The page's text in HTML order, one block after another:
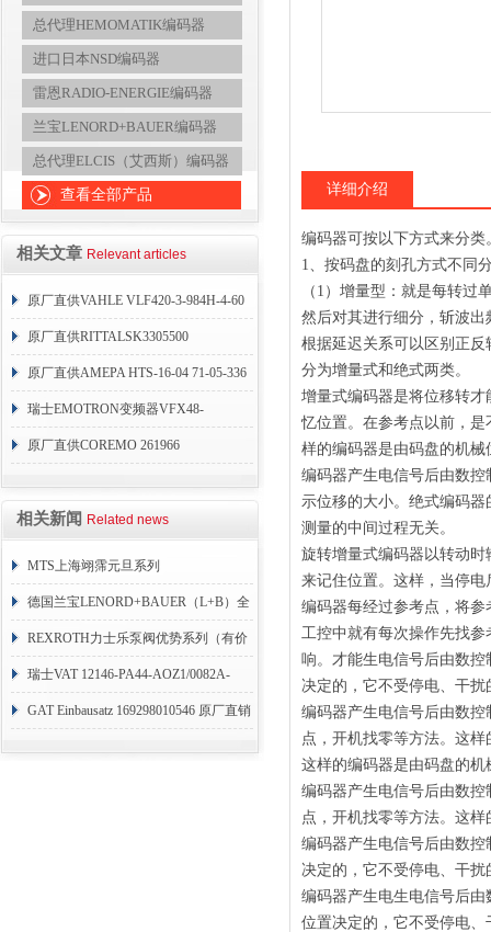
总代理HEMOMATIK编码器
进口日本NSD编码器
雷恩RADIO-ENERGIE编码器
兰宝LENORD+BAUER编码器
总代理ELCIS（艾西斯）编码器
查看全部产品
相关文章 Relevant articles
原厂直供VAHLE VLF420-3-984H-4-60
原厂直供RITTALSK3305500
原厂直供AMEPA HTS-16-04 71-05-336
瑞士EMOTRON变频器VFX48-
175/54CEB
原厂直供COREMO 261966
相关新闻 Related news
MTS上海翊霈元旦系列
RHM3050MR081A01
德国兰宝LENORD+BAUER（L+B）全
系列编码器
REXROTH力士乐泵阀优势系列（有价
目表）
瑞士VAT 12146-PA44-AOZ1/0082A-
1173938
GAT Einbausatz 169298010546 原厂直销
详细介绍
编码器可按以下方式来分类
1、按码盘的刻孔方式不同
（1）增量型：就是每转过
然后对其进行细分，斩波
根据延迟关系可以区别正
分为增量式和绝式两类。
增量式编码器是将位移转
忆位置。在参考点以前，
样的编码器是由码盘的机
编码器产生电信号后由数
示位移的大小。绝式编码
测量的中间过程无关。
旋转增量式编码器以转动
来记住位置。这样，当停
编码器每经过参考点，将
工控中就有每次操作先找
响。才能生电信号后由数
决定的，它不受停电、干扰
编码器产生电信号后由数
点，开机找零等方法。这
这样的编码器是由码盘的
编码器产生电信号后由数
点，开机找零等方法。这
编码器产生电信号后由数
决定的，它不受停电、干扰
编码器产生电生电信号后
位置决定的，它不受停电、